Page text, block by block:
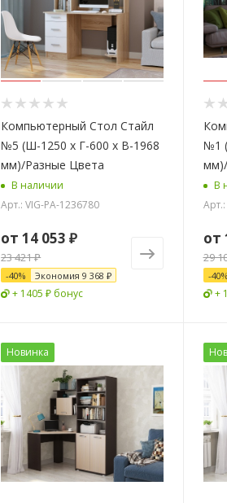
Компьютерный Стол Стайл
№5 (Ш-1250 x Г-600 x В-1968
мм)/Разные Цвета
В наличии
Арт.: VIG-PA-1236780
от14 053 ₽
23 421 ₽
-40% Экономия9 368 ₽
+ 1405 ₽ бонус
№1
В
от
29
-40%
+
Новинка